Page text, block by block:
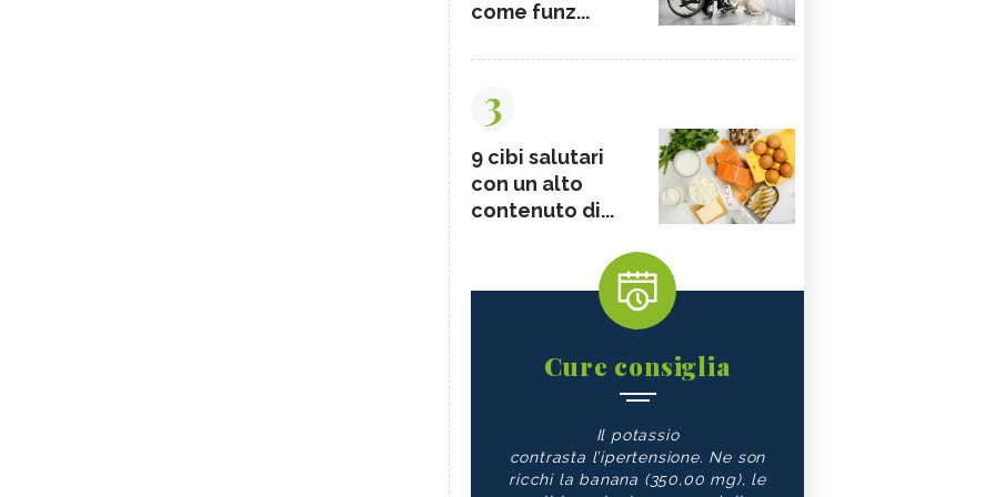
come funz...
3
9 cibi salutari
con un alto
contenuto di...
Cure consiglia
Il potassio
contrasta l’ipertensione. Ne son
ricchi la banana (350,00 mg), le